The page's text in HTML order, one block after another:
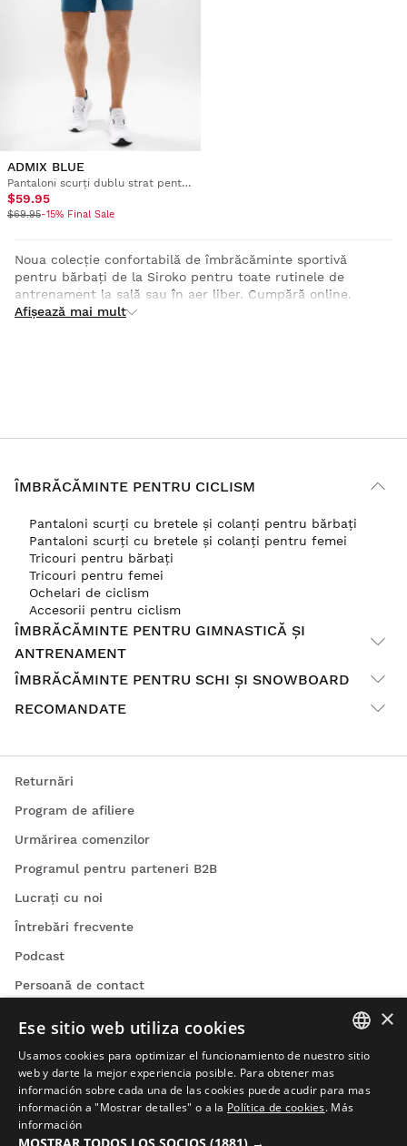
ADMIX BLUE
Pantaloni scurți dublu strat pentru alergare pentru bărbați
$59.95
$69.95-15% Final Sale
Noua colecție confortabilă de îmbrăcăminte sportivă
pentru bărbați de la Siroko pentru toate rutinele de
antrenament la sală sau în aer liber. Cumpără online.
Livrare rapidă.
Afișează mai mult
ÎMBRĂCĂMINTE PENTRU CICLISM
Pantaloni scurți cu bretele și colanți pentru bărbați
Pantaloni scurți cu bretele și colanți pentru femei
Tricouri pentru bărbați
Tricouri pentru femei
Ochelari de ciclism
Accesorii pentru ciclism
ÎMBRĂCĂMINTE PENTRU GIMNASTICĂ ȘI
ANTRENAMENT
ÎMBRĂCĂMINTE PENTRU SCHI ȘI SNOWBOARD
RECOMANDATE
Returnări
Program de afiliere
Urmărirea comenzilor
Programul pentru parteneri B2B
Lucrați cu noi
Întrebări frecvente
Podcast
Persoană de contact
SPANISH
ENGLISH
×
Ese sitio web utiliza cookies
Usamos cookies para optimizar el funcionamiento de nuestro sitio
web y darte la mejor experiencia posible. Para obtener mas
información sobre cada una de las cookies puede acudir para mas
información a "Mostrar detalles" o a la Política de cookies. Más
información